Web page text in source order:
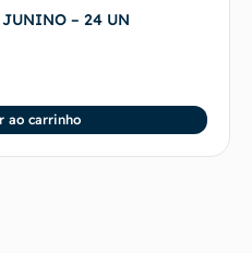
JUNINO – 24 UN
ao carrinho